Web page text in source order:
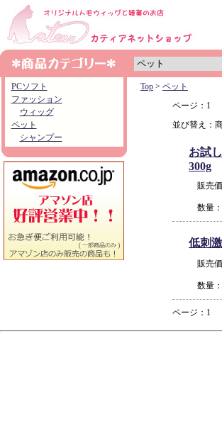
PCソフト
ファッション
ウィッグ
ペット
シャンプー
Top > ペット
ページ：1
並び替え：
お試
300g
販売
数量：
低刺
販売
数量：
ページ：1